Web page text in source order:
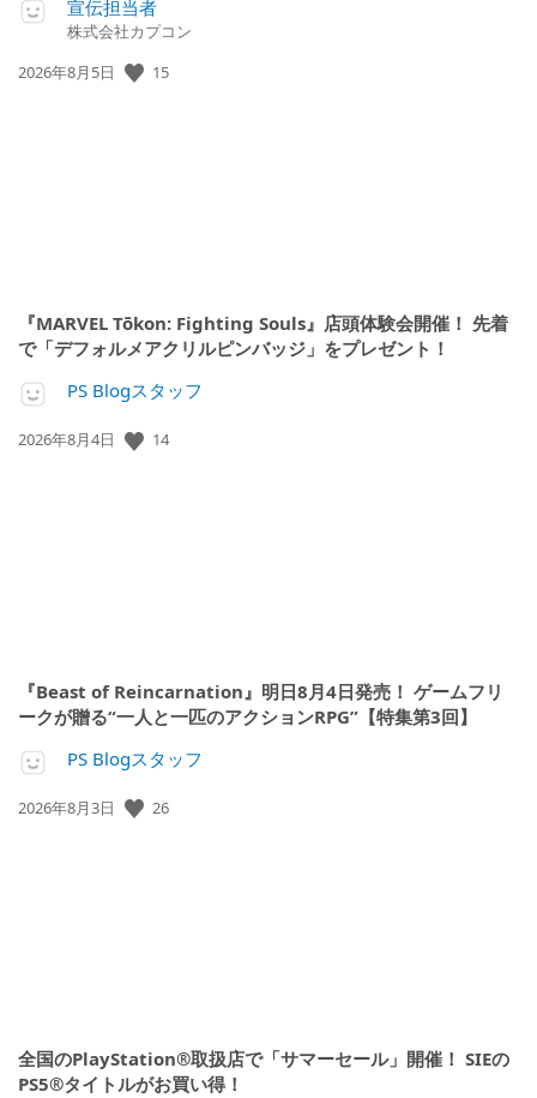
宣伝担当者
株式会社カプコン
公
2026年8月5日 15
『MARVEL Tōkon: Fighting Souls』店頭体験会開催！ 先着
で「デフォルメアクリルピンバッジ」をプレゼント！
PS Blogスタッフ
公
2026年8月4日 14
『Beast of Reincarnation』明日8月4日発売！ ゲームフリ
ークが贈る“一人と一匹のアクションRPG”【特集第3回】
PS Blogスタッフ
公
2026年8月3日 26
全国のPlayStation®取扱店で「サマーセール」開催！ SIEの
PS5®タイトルがお買い得！